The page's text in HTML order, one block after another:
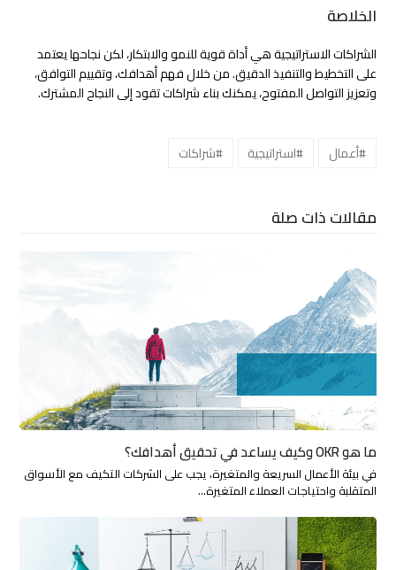
الخلاصة
الشراكات الاستراتيجية هي أداة قوية للنمو والابتكار، لكن نجاحها يعتمد
على التخطيط والتنفيذ الدقيق. من خلال فهم أهدافك، وتقييم التوافق،
وتعزيز التواصل المفتوح، يمكنك بناء شراكات تقود إلى النجاح المشترك.
#أعمال #استراتيجية #شراكات
مقالات ذات صلة
ما هو OKR وكيف يساعد في تحقيق أهدافك؟
في بيئة الأعمال السريعة والمتغيرة، يجب على الشركات التكيف مع الأسواق
المتقلبة واحتياجات العملاء المتغيرة…